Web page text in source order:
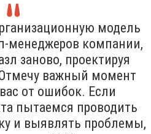
модель
менеджеров компании,
заново, проектируя
важный момент
от ошибок. Если
пытаемся проводить
и выявлять проблемы,